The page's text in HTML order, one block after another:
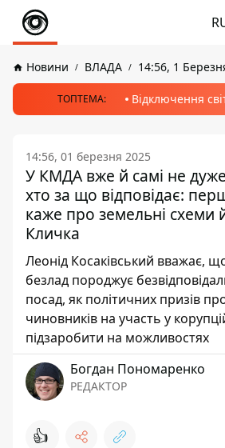
Новини ВЛАДА 14:56, 1
ТОПТЕМА: Відключення
14:56, 01 березня 2025
У КМДА вже й самі не
хто за що відповідає:
каже про земельні схеми
Кличка
Леонід Косаківський вважає,
безлад породжує
посад, як політичних призів
чиновників на участь у
підзаробити на можливостях
Богдан Пономаренко
РЕДАКТОР
👍